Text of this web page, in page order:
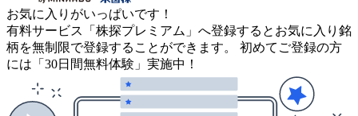
お気に入りがいっぱいです！
有料サービス「株探プレミアム」へ登録するとお気に入り銘
柄を無制限で登録することができます。 初めてご登録の方
には「30日間無料体験」実施中！